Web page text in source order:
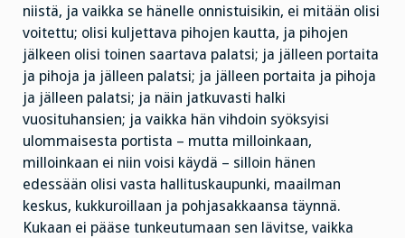
niistä, ja vaikka se hänelle onnistuisikin, ei mitään olisi
voitettu; olisi kuljettava pihojen kautta, ja pihojen
jälkeen olisi toinen saartava palatsi; ja jälleen portaita
ja pihoja ja jälleen palatsi; ja jälleen portaita ja pihoja
ja jälleen palatsi; ja näin jatkuvasti halki
vuosituhansien; ja vaikka hän vihdoin syöksyisi
ulommaisesta portista – mutta milloinkaan,
milloinkaan ei niin voisi käydä – silloin hänen
edessään olisi vasta hallituskaupunki, maailman
keskus, kukkuroillaan ja pohjasakkaansa täynnä.
Kukaan ei pääse tunkeutumaan sen lävitse, vaikka